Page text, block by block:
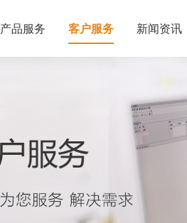
产品服务 客户服务 新闻资讯